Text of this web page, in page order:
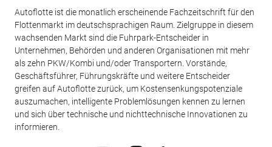
Autoflotte ist die monatlich erscheinende Fachzeitschrift für den
Flottenmarkt im deutschsprachigen Raum. Zielgruppe in diesem
wachsenden Markt sind die Fuhrpark-Entscheider in
Unternehmen, Behörden und anderen Organisationen mit mehr
als zehn PKW/Kombi und/oder Transportern. Vorstände,
Geschäftsführer, Führungskräfte und weitere Entscheider
greifen auf Autoflotte zurück, um Kostensenkungspotenziale
auszumachen, intelligente Problemlösungen kennen zu lernen
und sich über technische und nichttechnische Innovationen zu
informieren.